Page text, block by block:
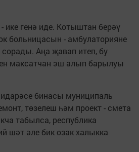
ике генә иде. Котыштан берәү
больницасын - амбулаторияне
Аңа җавап итеп, бу
максатчан эш алып барылуы
идарәсе бинасы муниципаль
төзелеш һәм проект - смета
табылса, республика
шәт әле бик озак халыкка